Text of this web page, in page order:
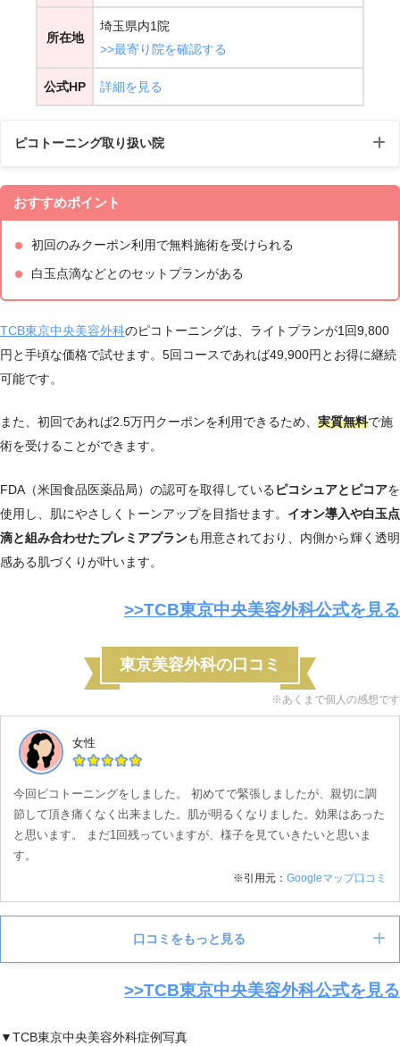
女性
Googleマップ口コミ
所在地
埼玉県内1院
>>最寄り院を確認する
公式HP 詳細を見る
ピコトーニング取り扱い院
大宮西
大宮東
口院
9：00～1
川越院
JR川越駅から徒歩2分
9：00～1
越谷院
東武スカイツリーライン 新越谷駅か
9：00～1
9：00
おすすめポイント
初回のみクーポン利用で無料施術を受けられる
白玉点滴などとのセットプランがある
TCB東京中央美容外科のピコトーニングは、ライトプランが1回9,800
円と手頃な価格で試せます。5回コースであれば49,900円とお得に継続
可能です。
また、初回であれば2.5万円クーポンを利用できるため、 実質無料で施
術を受けることができます。
FDA（米国食品医薬品局）の認可を取得している ピコシュアとピコアを
使用し、肌にやさしくトーンアップを目指せます。 イオン導入や白玉点
滴と組み合わせたプレミアプランも用意されており、内側から輝く透明
感ある肌づくりが叶います。
>>TCB東京中央美容外科公式を見る
東京美容外科の口コミ
※あくまで個人の感想です
女性
今回ピコトーニングをしました。 初めてで緊張しましたが、親切に調
節して頂き痛くなく出来ました。肌が明るくなりました。効果はあった
と思います。 まだ1回残っていますが、様子を見ていきたいと思いま
す。
※引用元： Googleマップ口コミ
口コミをもっと見る
>>TCB東京中央美容外科公式を見る
▼TCB東京中央美容外科症例写真